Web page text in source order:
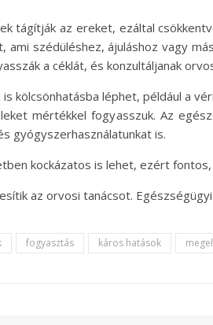
tágítják az ereket, ezáltal
szédüléshez, ájuláshoz vagy
a céklát, és konzultáljanak
kölcsönhatásba léphet, például a
mértékkel fogyasszuk. Az
gyógyszerhasználatunkat is.
kockázatos is lehet, ezért
az orvosi tanácsot.
fogyasztás káros hatások